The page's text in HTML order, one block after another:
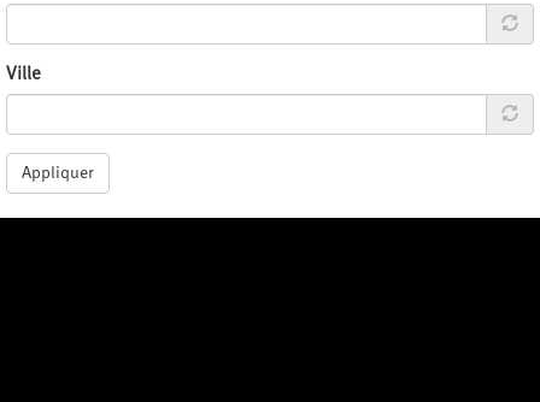
Ville
Appliquer